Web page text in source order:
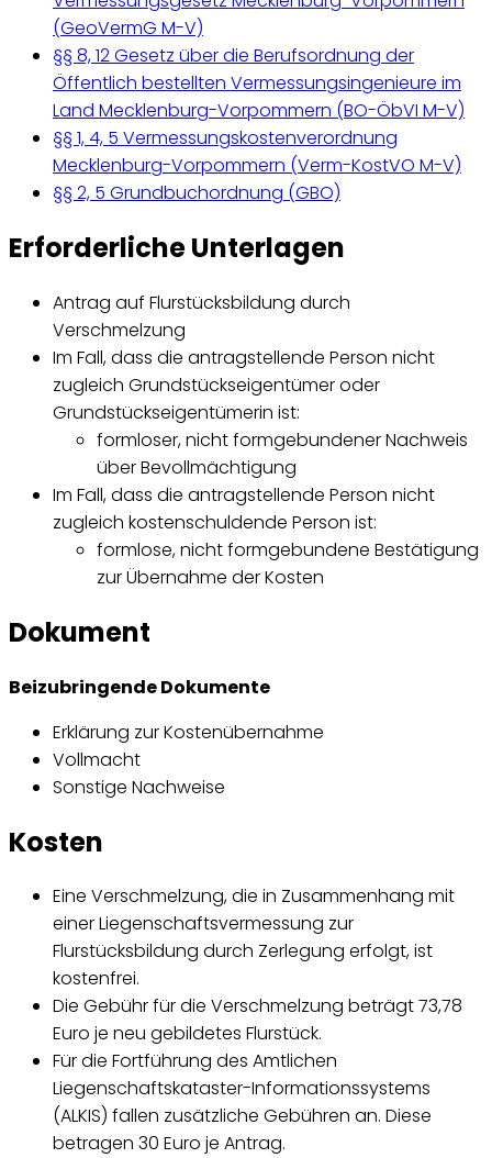
(GeoVermG M-V)
§§ 8, 12 Gesetz über die Berufsordnung der
Öffentlich bestellten Vermessungsingenieure im
Land Mecklenburg-Vorpommern (BO-ÖbVI M-V)
§§ 1, 4, 5 Vermessungskostenverordnung
Mecklenburg-Vorpommern (Verm-KostVO M-V)
§§ 2, 5 Grundbuchordnung (GBO)
Erforderliche Unterlagen
Antrag auf Flurstücksbildung durch
Verschmelzung
Im Fall, dass die antragstellende Person nicht
zugleich Grundstückseigentümer oder
Grundstückseigentümerin ist:
formloser, nicht formgebundener Nachweis
über Bevollmächtigung
Im Fall, dass die antragstellende Person nicht
zugleich kostenschuldende Person ist:
formlose, nicht formgebundene Bestätigung
zur Übernahme der Kosten
Dokument
Beizubringende Dokumente
Erklärung zur Kostenübernahme
Vollmacht
Sonstige Nachweise
Kosten
Eine Verschmelzung, die in Zusammenhang mit
einer Liegenschaftsvermessung zur
Flurstücksbildung durch Zerlegung erfolgt, ist
kostenfrei.
Die Gebühr für die Verschmelzung beträgt 73,78
Euro je neu gebildetes Flurstück.
Für die Fortführung des Amtlichen
Liegenschaftskataster-Informationssystems
(ALKIS) fallen zusätzliche Gebühren an. Diese
betragen 30 Euro je Antrag.